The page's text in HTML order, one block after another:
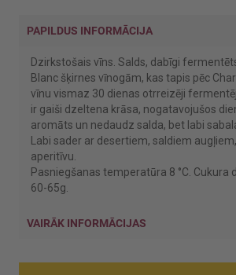
PAPILDUS INFORMĀCIJA
Dzirkstošais vīns. Salds, dabīgi
Blanc šķirnes vīnogām, kas tapis pēc
vīnu vismaz 30 dienas otrreizēji
ir gaiši dzeltena krāsa, nogatavojušos
aromāts un nedaudz salda, bet labi
Labi sader ar desertiem, saldiem
aperitīvu.
Pasniegšanas temperatūra 8 °C. Cukura
60-65g.
VAIRĀK INFORMĀCIJAS